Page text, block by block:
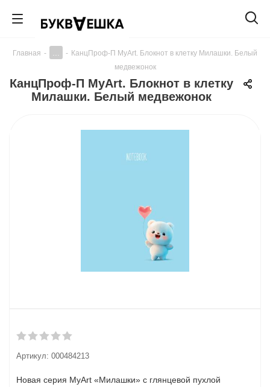
Главная - - КанцПроф-П MyArt. Блокнот в клетку Милашки. Белый
медвежонок
КанцПроф-П MyArt. Блокнот в клетку
Милашки. Белый медвежонок
Артикул: 000484213
Новая серия MyArt «Милашки» с глянцевой пухлой